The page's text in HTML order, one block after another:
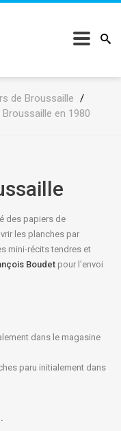
de Broussaille /
en 1980
des papiers de
les planches par
mini-récits tendres et
Boudet pour l'envoi
dans le magasine
paru initialement dans